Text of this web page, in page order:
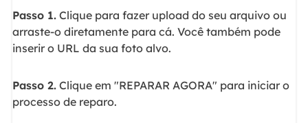
Passo 1.Clique para fazer upload do seu arquivo ou
arraste-o diretamente para cá. Você também pode
inserir o URL da sua foto alvo.
Passo 2.Clique em "REPARAR AGORA" para iniciar o
processo de reparo.